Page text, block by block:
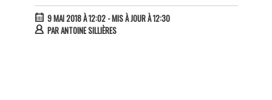
9 MAI 2018 À 12:02- MIS À JOUR À 12:30
PARANTOINE SILLIÈRES